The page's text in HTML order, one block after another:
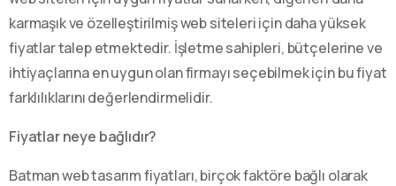
karmaşık ve özelleştirilmiş web siteleri için daha yüksek
fiyatlar talep etmektedir. İşletme sahipleri, bütçelerine ve
ihtiyaçlarına en uygun olan firmayı seçebilmek için bu fiyat
farklılıklarını değerlendirmelidir.
Fiyatlar neye bağlıdır?
Batman web tasarım fiyatları, birçok faktöre bağlı olarak